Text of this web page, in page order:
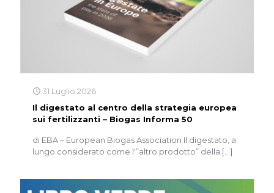
31 Luglio 2026
Il digestato al centro della strategia europea
sui fertilizzanti – Biogas Informa 50
di EBA – European Biogas Association Il digestato, a
lungo considerato come l'”altro prodotto” della […]